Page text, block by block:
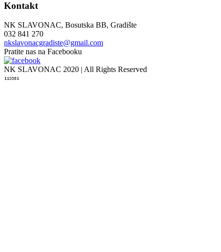
Kontakt
NK SLAVONAC, Bosutska BB, Gradište
032 841 270
nkslavonacgradiste@gmail.com
Pratite nas na Facebooku
NK SLAVONAC 2020 | All Rights Reserved